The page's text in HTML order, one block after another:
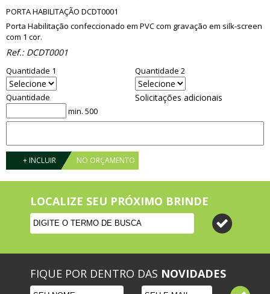
PORTA HABILITAÇÃO DCDT0001
Porta Habilitação confeccionado em PVC com gravação em silk-screen
com 1 cor.
Ref.: DCDT0001
Quantidade 1 Quantidade 2
Quantidade
min. 500
Solicitações adicionais
+ INCLUIR NO ORÇAMENTO
LOCALIZE SEU PRÓXIMO BRINDE
FIQUE POR DENTRO DAS NOVIDADES